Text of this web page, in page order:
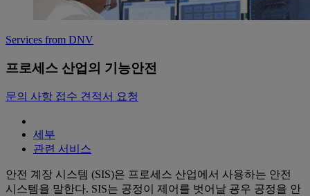
Services from DNV
프로세스 산업의 기능안전
문의 사항 접수 견적서 요청
세부
관련 서비스
안전 계장 시스템 (SIS)은 프로세스 산업에서 사용하는 안전
시스템을 말한다. SIS는 공정이 제어를 벗어날 굥우 공정을 안